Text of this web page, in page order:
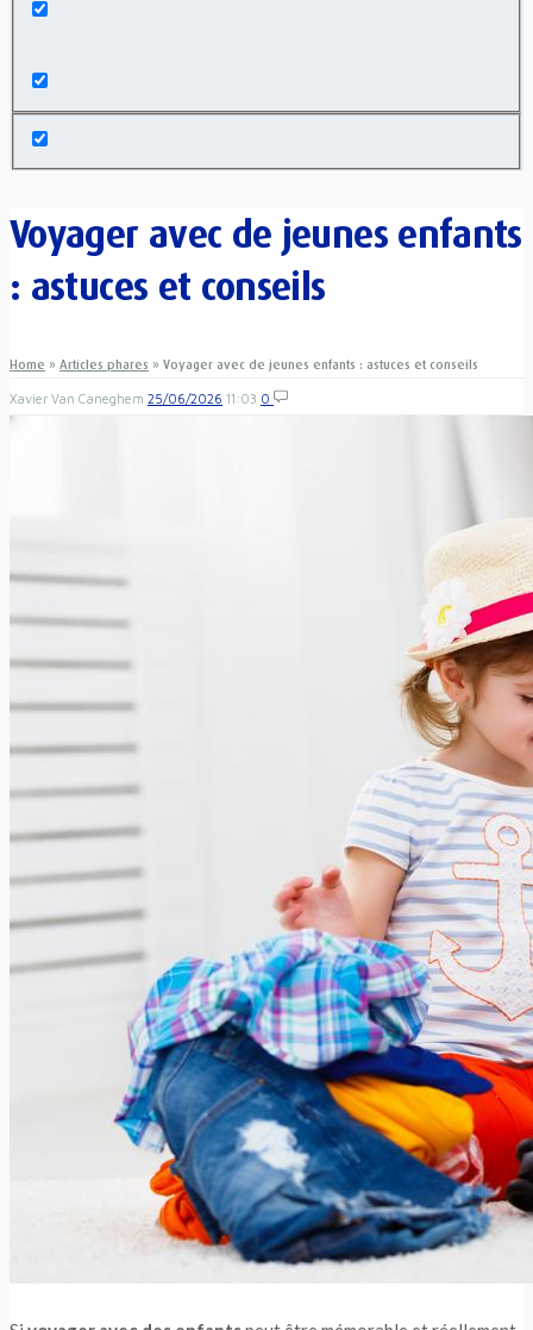
Voyager avec de jeunes enfants
: astuces et conseils
Home » Articles phares » Voyager avec de jeunes enfants : astuces et conseils
Xavier Van Caneghem 25/06/2026 11:03 0